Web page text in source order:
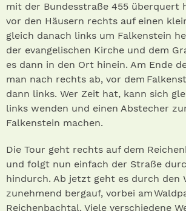
mit der Bundesstraße 455 überquert
vor den Häusern rechts auf einen
gleich danach links um Falkenstein
der evangelischen Kirche und dem
es dann in den Ort hinein. Am Ende
man nach rechts ab, vor dem
dann links. Wer Zeit hat, kann sich
links wenden und einen Abstecher
Falkenstein machen.
Die Tour geht rechts auf dem
und folgt nun einfach der Straße
hindurch. Ab jetzt geht es durch den
zunehmend bergauf, vorbei am
Reichenbachtal. Viele verschiedene